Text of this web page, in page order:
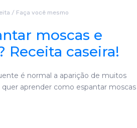
/ Faça você mesmo
moscas e
Receita caseira!
é normal a aparição de muitos
quer aprender como espantar moscas